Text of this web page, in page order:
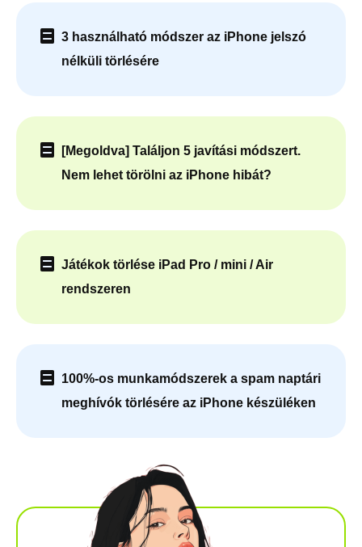
3 használható módszer az iPhone jelszó
nélküli törlésére
[Megoldva] Találjon 5 javítási módszert.
Nem lehet törölni az iPhone hibát?
Játékok törlése iPad Pro / mini / Air
rendszeren
100%-os munkamódszerek a spam naptári
meghívók törlésére az iPhone készüléken